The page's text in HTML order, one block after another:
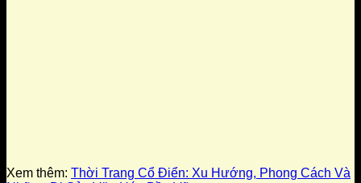
Xem thêm: Thời Trang Cổ Điển: Xu Hướng, Phong Cách Và